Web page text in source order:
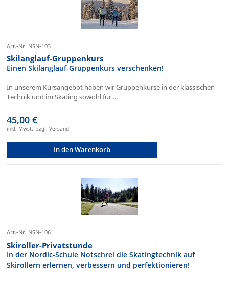
Art.-Nr. NSN-103
Skilanglauf-Gruppenkurs
Einen Skilanglauf-Gruppenkurs verschenken!
In unserem Kursangebot haben wir Gruppenkurse in der klassischen
Technik und im Skating sowohl für ...
45,00 €
inkl. Mwst., zzgl. Versand
In den Warenkorb
Art.-Nr. NSN-106
Skiroller-Privatstunde
In der Nordic-Schule Notschrei die Skatingtechnik auf
Skirollern erlernen, verbessern und perfektionieren!